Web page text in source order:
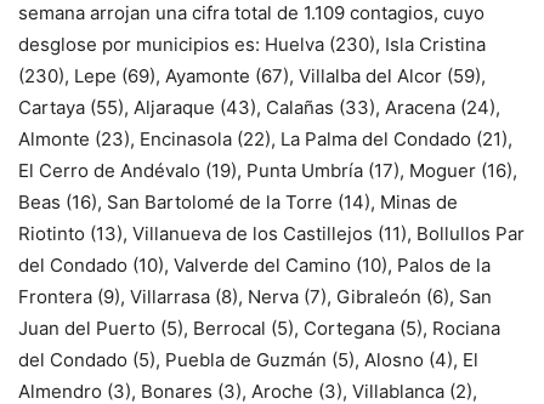
semana arrojan una cifra total de 1.109 contagios, cuyo
desglose por municipios es: Huelva (230), Isla Cristina
(230), Lepe (69), Ayamonte (67), Villalba del Alcor (59),
Cartaya (55), Aljaraque (43), Calañas (33), Aracena (24),
Almonte (23), Encinasola (22), La Palma del Condado (21),
El Cerro de Andévalo (19), Punta Umbría (17), Moguer (16),
Beas (16), San Bartolomé de la Torre (14), Minas de
Riotinto (13), Villanueva de los Castillejos (11), Bollullos Par
del Condado (10), Valverde del Camino (10), Palos de la
Frontera (9), Villarrasa (8), Nerva (7), Gibraleón (6), San
Juan del Puerto (5), Berrocal (5), Cortegana (5), Rociana
del Condado (5), Puebla de Guzmán (5), Alosno (4), El
Almendro (3), Bonares (3), Aroche (3), Villablanca (2),